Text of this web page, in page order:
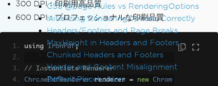
CSS @page Rules vs RenderingOptions
Initializing RenderingOptions Correctly
Headers/Footers and Page Breaks
MaxHeight in Headers and Footers
Chunked Headers and Footers
Header and Content Misalignment
Default Placeholders
300 DPI：印刷用高品質
600 DPI：プロフェッショナルな印刷品質
using IronPdf;
// Instantiate Renderer
ChromePdfRenderer renderer = new
Chrom